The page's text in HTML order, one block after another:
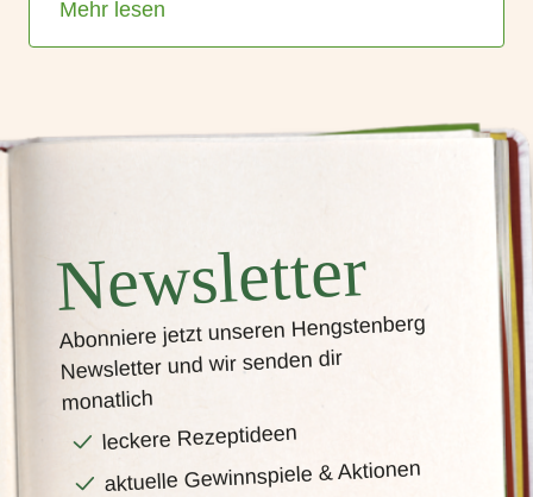
Mehr lesen
Newsletter
Abonniere jetzt unseren Hengstenberg
Newsletter und wir senden dir
monatlich
leckere Rezeptideen
aktuelle Gewinnspiele & Aktionen